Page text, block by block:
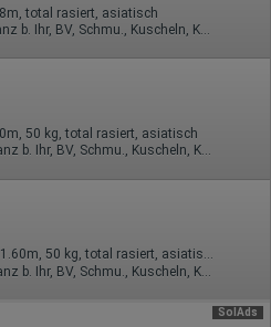
Es wird verwendet, um
zu sammeln. Hotjar kann
und Feedbackfunktionen, die
sind, von Ihnen bereitgestellte
total rasiert, asiatisch
AV, 69, GF6, Franz b. Ihr, BV, Schmu., Kuscheln, Körperküs.
50 kg, total rasiert, asiatisch
ZK, 69, GF6, Franz b. Ihr, BV, Schmu., Kuscheln, Körperküs.
70D, KF 34/36, 1.60m, 50 kg, total rasiert, asiatisch
SolAds